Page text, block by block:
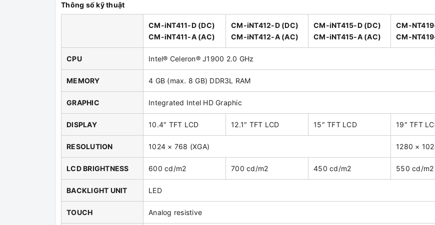
Thông số kỹ thuật
CM-iNT411-D (DC)
CM-iNT411-A (AC)
CM-iNT412-D (DC)
CM-iNT412-A (AC)
CM-iNT415-D (DC)
CM-iNT415-A (AC)
CM-
CM-
CPU Intel® Celeron® J1900 2.0 GHz
MEMORY 4 GB (max. 8 GB) DDR3L RAM
GRAPHIC Integrated Intel HD Graphic
DISPLAY 10.4″ TFT LCD 12.1″ TFT LCD 15″ TFT LCD 19″ TFT
RESOLUTION 1024 × 768 (XGA) 1280 ×
LCD BRIGHTNESS 600 cd/m2 700 cd/m2 450 cd/m2 550 cd/m2
BACKLIGHT UNIT LED
TOUCH Analog resistive